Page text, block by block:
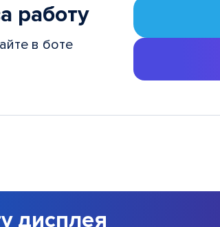
работу
в боте
дисплея